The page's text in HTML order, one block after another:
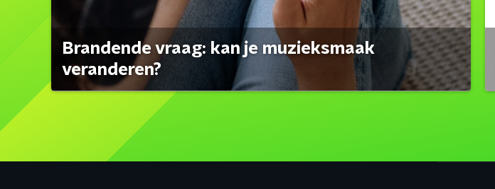
Brandende vraag: kan je muzieksmaak
veranderen?